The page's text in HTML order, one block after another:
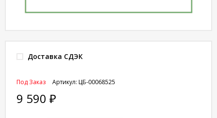
Доставка СДЭК
Артикул: ЦБ-00068525
Под Заказ
9 590 ₽